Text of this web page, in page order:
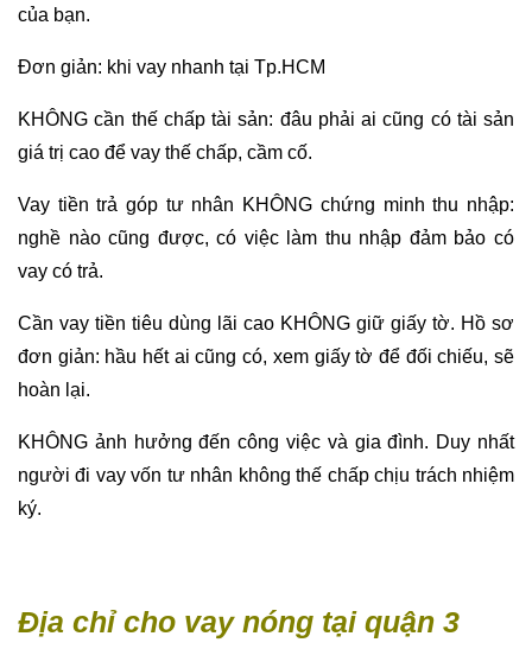
của bạn.
Đơn giản: khi vay nhanh tại Tp.HCM
KHÔNG cần thế chấp tài sản: đâu phải ai cũng có tài sản
giá trị cao để vay thế chấp, cầm cố.
Vay tiền trả góp tư nhân KHÔNG chứng minh thu nhập:
nghề nào cũng được, có việc làm thu nhập đảm bảo có
vay có trả.
Cần vay tiền tiêu dùng lãi cao KHÔNG giữ giấy tờ. Hồ sơ
đơn giản: hầu hết ai cũng có, xem giấy tờ để đối chiếu, sẽ
hoàn lại.
KHÔNG ảnh hưởng đến công việc và gia đình. Duy nhất
người đi vay vốn tư nhân không thế chấp chịu trách nhiệm
ký.
Địa chỉ cho vay nóng tại quận 3